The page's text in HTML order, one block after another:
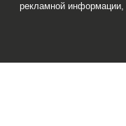
рекламной информации,